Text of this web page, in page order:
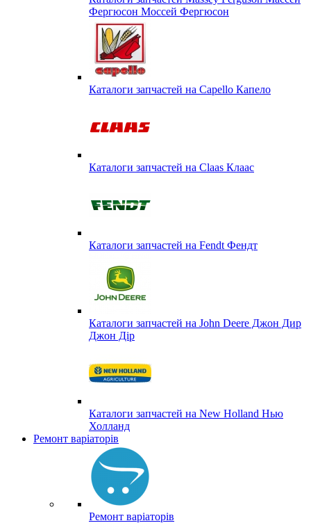
Фергюсон Моссей Фергюсон
Каталоги запчастей на Capello Капело
Каталоги запчастей на Claas Клаас
Каталоги запчастей на Fendt Фендт
Каталоги запчастей на John Deere Джон Дир
Джон Дір
Каталоги запчастей на New Holland Нью
Холланд
Ремонт варіаторів
Ремонт варіаторів